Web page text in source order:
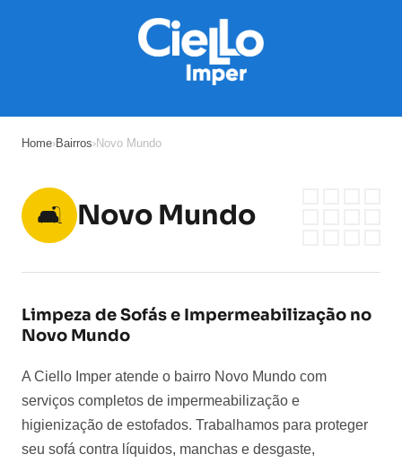
Home›Bairros›Novo Mundo
🛋️ Novo Mundo
Limpeza de Sofás e Impermeabilização no
Novo Mundo
A Ciello Imper atende o bairro Novo Mundo com
serviços completos de impermeabilização e
higienização de estofados. Trabalhamos para proteger
seu sofá contra líquidos, manchas e desgaste,